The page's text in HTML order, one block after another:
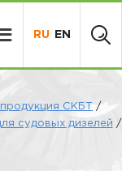
RU EN
СКБТ
/
судовых дизелей /